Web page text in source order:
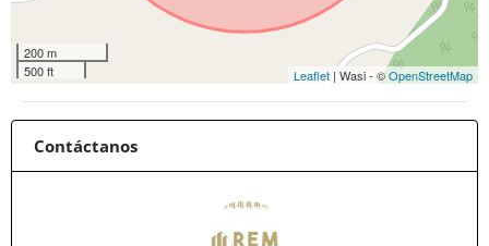
200 m
500 ft
Leaflet | Wasi - ©OpenStreetMap
Contáctanos